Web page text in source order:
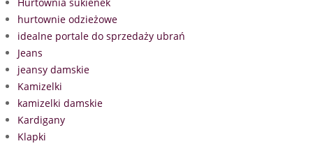
hurtownie odzieżowe
idealne portale do sprzedaży ubrań
Jeans
jeansy damskie
Kamizelki
kamizelki damskie
Kardigany
Klapki